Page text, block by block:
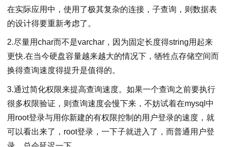
在实际应用中，使用了极其复杂的连接，子查询，则数据表
的设计得要重新考虑了。
2.尽量用char而不是varchar，因为固定长度得string用起来
更快.在当今硬盘容量越来越大的情况下，牺牲点存储空间而
换得查询速度得提升是值得的。
3.通过简化权限来提高查询速度。如果一个查询之前要执行
很多权限验证，则查询速度会慢下来，不妨试着在mysql中
用root登录与用你新建的有权限控制的用户登录的速度，就
可以看出来了，root登录，一下子就进入了，而普通用户登